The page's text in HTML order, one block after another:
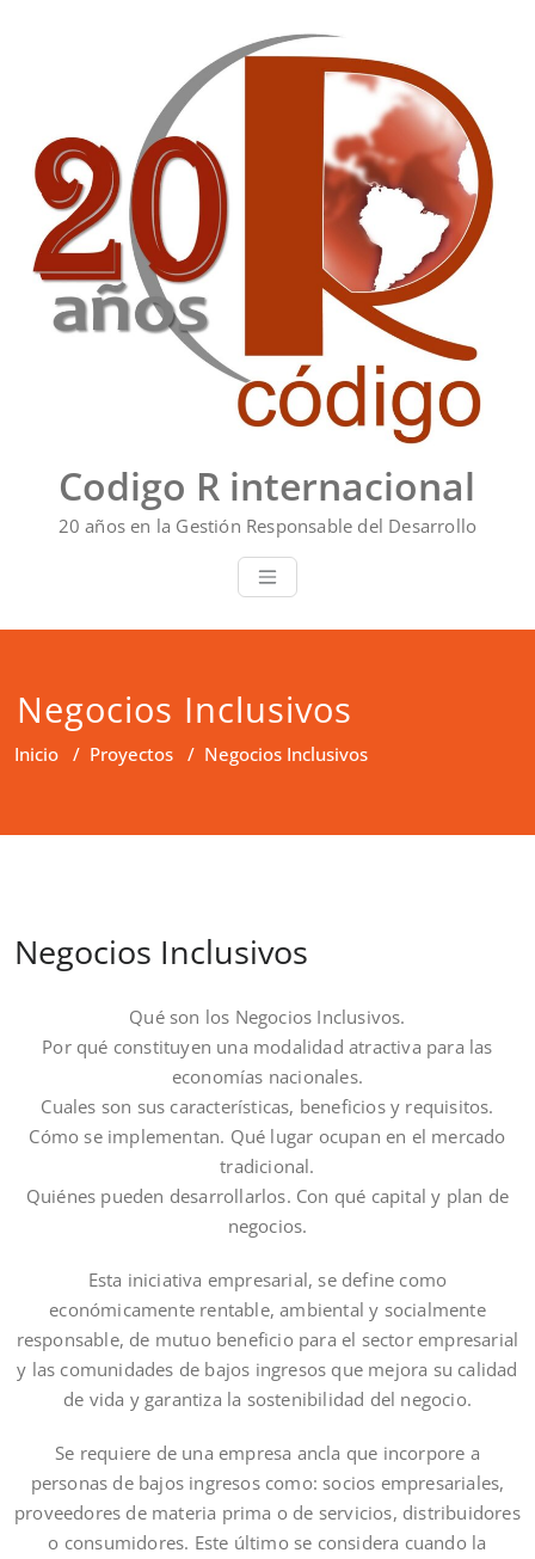
Codigo R internacional
20 años en la Gestión Responsable del Desarrollo
Negocios Inclusivos
Inicio / Proyectos / Negocios Inclusivos
Negocios Inclusivos
Qué son los Negocios Inclusivos.
Por qué constituyen una modalidad atractiva para las
economías nacionales.
Cuales son sus características, beneficios y requisitos.
Cómo se implementan. Qué lugar ocupan en el mercado
tradicional.
Quiénes pueden desarrollarlos. Con qué capital y plan de
negocios.
Esta iniciativa empresarial, se define como
económicamente rentable, ambiental y socialmente
responsable, de mutuo beneficio para el sector empresarial
y las comunidades de bajos ingresos que mejora su calidad
de vida y garantiza la sostenibilidad del negocio.
Se requiere de una empresa ancla que incorpore a
personas de bajos ingresos como: socios empresariales,
proveedores de materia prima o de servicios, distribuidores
o consumidores. Este último se considera cuando la